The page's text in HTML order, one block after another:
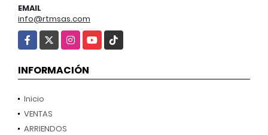
EMAIL
info@rtmsas.com
Facebook
X Instagram
YouTube
TikTok
INFORMACIÓN
Inicio
VENTAS
ARRIENDOS